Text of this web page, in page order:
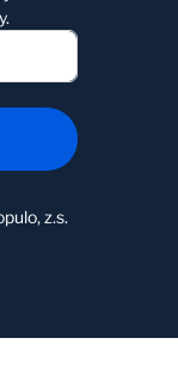
z.s.